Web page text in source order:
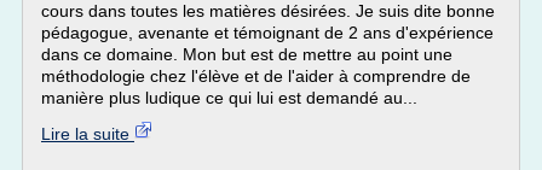
cours dans toutes les matières désirées. Je suis dite bonne
pédagogue, avenante et témoignant de 2 ans d'expérience
dans ce domaine. Mon but est de mettre au point une
méthodologie chez l'élève et de l'aider à comprendre de
manière plus ludique ce qui lui est demandé au...
Lire la suite